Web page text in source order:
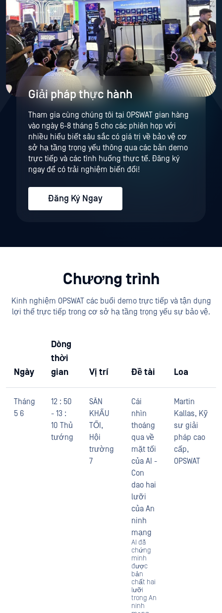
Giải pháp thực hành
Tham gia cùng chúng tôi tại OPSWAT gian hàng
vào ngày 6-8 tháng 5 cho các phiên họp với
nhiều hiểu biết sâu sắc có giá trị về bảo vệ cơ
sở hạ tầng trọng yếu thông qua các bản demo
trực tiếp và các tình huống thực tế. Đăng ký
ngay để có trải nghiệm biến đổi!
Đăng Ký Ngay
Chương trình
Kinh nghiệm OPSWAT các buổi demo trực tiếp và tận dụng
lợi thế trực tiếp trong cơ sở hạ tầng trọng yếu sự bảo vệ.
Ngày
Dòng
thời
gian
Vị trí Đề tài Loa
Tháng
5 6
12 : 50
- 13 :
10 Thủ
tướng
SÂN
KHẤU
TỐI,
Hội
trường
7
Cái
nhìn
thoáng
qua về
mặt tối
của AI -
Con
dao hai
lưỡi
của An
ninh
mạng
AI đã
chứng
minh
được
bản
chất hai
lưỡi
trong An
ninh
Martin
Kallas, Kỹ
sư giải
pháp cao
cấp,
OPSWAT